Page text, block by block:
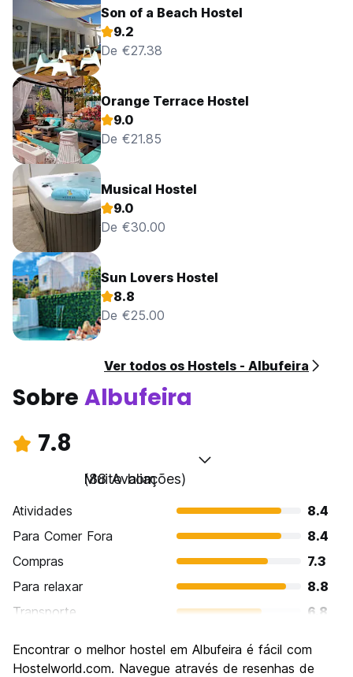
Son of a Beach Hostel
9.2
De €27.38
Orange Terrace Hostel
9.0
De €21.85
Musical Hostel
9.0
De €30.00
Sun Lovers Hostel
8.8
De €25.00
Ver todos os Hostels - Albufeira
Sobre Albufeira
7.8
Muito bom
(88 Avaliações)
Atividades
8.4
Para Comer Fora
8.4
Compras
7.3
Para relaxar
8.8
Transporte
6.8
Cultura
6.8
Encontrar o melhor hostel em Albufeira é fácil com
Hostelworld.com. Navegue através de resenhas de